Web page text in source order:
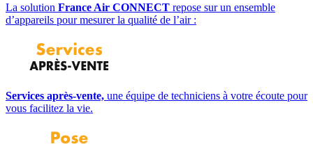
La solution France Air CONNECT repose sur un ensemble
d’appareils pour mesurer la qualité de l’air :
Services après-vente, une équipe de techniciens à votre écoute pour
vous facilitez la vie.